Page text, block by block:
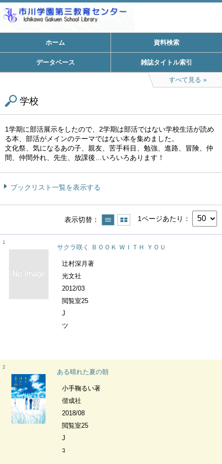
ホーム 資料検索
データベース 雑誌タイトル索引
すべて見る
学校
1学期に部活展示をしたので、2学期は部活ではない学校生活が読め
る本、部活がメインのテーマではない本を集めました。
文化祭、気になるあの子、親友、苦手科目、勉強、進路、冒険、仲
間、仲間外れ、先生、放課後…いろいろあります！
ブックリスト一覧を表示する
表示切替 1ページあたり
1
サクラ咲く ＢＯＯＫ ＷＩＴＨ ＹＯＵ
辻村深月著
光文社
2012/03
閲覧室25
J
ツ
2
ある晴れた夏の朝
小手鞠るい著
偕成社
2018/08
閲覧室25
J
ｺ